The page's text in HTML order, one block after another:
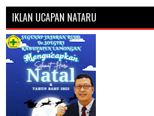
IKLAN UCAPAN NATARU